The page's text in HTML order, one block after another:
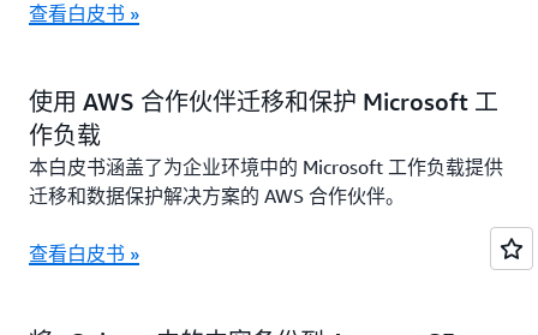
查看白皮书 »
使用 AWS 合作伙伴迁移和保护 Microsoft 工
作负载
本白皮书涵盖了为企业环境中的 Microsoft 工作负载提供
迁移和数据保护解决方案的 AWS 合作伙伴。
查看白皮书 »